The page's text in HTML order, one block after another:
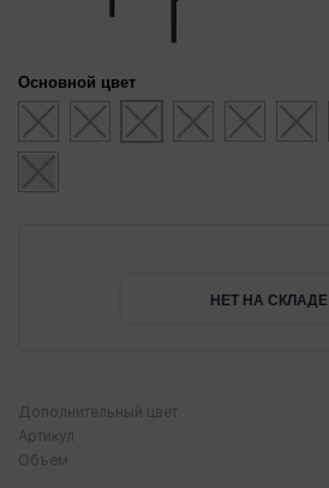
Основной цвет
НЕТ НА СКЛАДЕ
Дополнительный цвет
Артикул
Объем